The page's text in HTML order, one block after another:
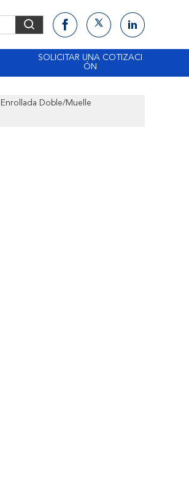
SOLICITAR UNA COTIZACI
ÓN
Doble/muelle